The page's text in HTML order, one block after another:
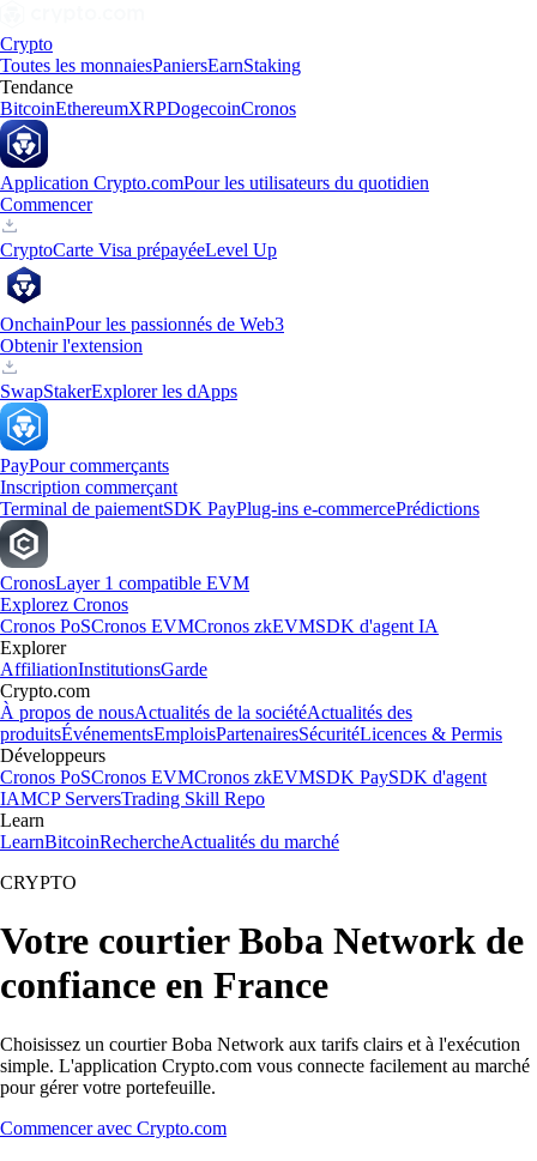
Crypto
Toutes les monnaiesPaniersEarnStaking
Tendance
BitcoinEthereumXRPDogecoinCronos
Application Crypto.comPour les utilisateurs du quotidien
Commencer
CryptoCarte Visa prépayéeLevel Up
OnchainPour les passionnés de Web3
Obtenir l'extension
SwapStakerExplorer les dApps
PayPour commerçants
Inscription commerçant
Terminal de paiementSDK PayPlug-ins e-commercePrédictions
CronosLayer 1 compatible EVM
Explorez Cronos
Cronos PoSCronos EVMCronos zkEVMSDK d'agent IA
Explorer
AffiliationInstitutionsGarde
Crypto.com
À propos de nousActualités de la sociétéActualités des
produitsÉvénementsEmploisPartenairesSécuritéLicences & Permis
Développeurs
Cronos PoSCronos EVMCronos zkEVMSDK PaySDK d'agent
IAMCP ServersTrading Skill Repo
Learn
LearnBitcoinRechercheActualités du marché
CRYPTO
Votre courtier Boba Network de
confiance en France
Choisissez un courtier Boba Network aux tarifs clairs et à l'exécution
simple. L'application Crypto.com vous connecte facilement au marché
pour gérer votre portefeuille.
Commencer avec Crypto.com